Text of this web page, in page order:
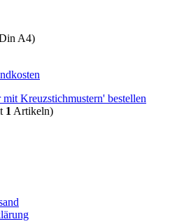
A4)
Kreuzstichmustern' bestellen
1 Artikeln)